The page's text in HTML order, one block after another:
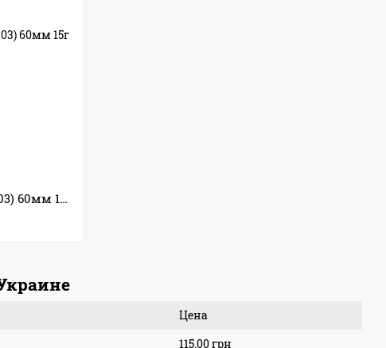
Цена
115.00 грн
Балансир Condor Fishing (3203) 60мм 15г Цвет: 167